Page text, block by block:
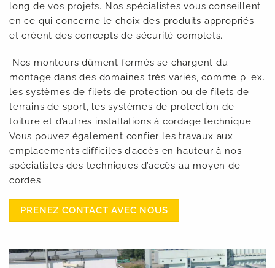
long de vos projets. Nos spécialistes vous conseillent
en ce qui concerne le choix des produits appropriés
et créent des concepts de sécurité complets.
Nos monteurs dûment formés se chargent du
montage dans des domaines très variés, comme p. ex.
les systèmes de filets de protection ou de filets de
terrains de sport, les systèmes de protection de
toiture et d’autres installations à cordage technique.
Vous pouvez également confier les travaux aux
emplacements difficiles d’accès en hauteur à nos
spécialistes des techniques d’accès au moyen de
cordes.
PRENEZ CONTACT AVEC NOUS